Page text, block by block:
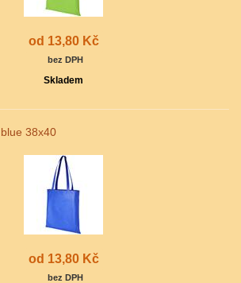
od 13,80 Kč
bez DPH
Skladem
38x40
od 13,80 Kč
bez DPH